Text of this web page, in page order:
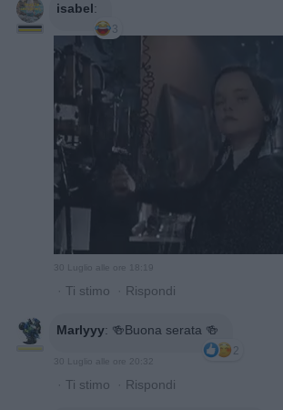
isabel:
3
30 Luglio alle ore 18:19
· Ti stimo · Rispondi
Marlyyy: 🍻Buona serata 🍻
2
· Ti stimo · Rispondi